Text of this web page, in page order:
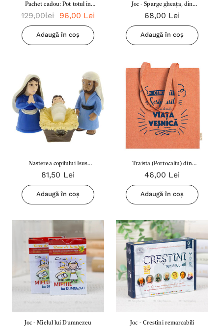
Pachet cadou: Pot totul in
Hristos
129,00lei 96,00 Lei
Adaugă în coș
Joc - Sparge gheața, din
cotidian
68,00 Lei
Adaugă în coș
Nasterea copilului Isus
(Figurina) 8219
81,50 Lei
Adaugă în coș
Traista (Portocaliu) din
bumbac reciclat - Cercetati
Scripturile caci in ele Aveti
Viata Vesnica
46,00 Lei
Adaugă în coș
Joc - Mielul lui Dumnezeu Joc - Crestini remarcabili